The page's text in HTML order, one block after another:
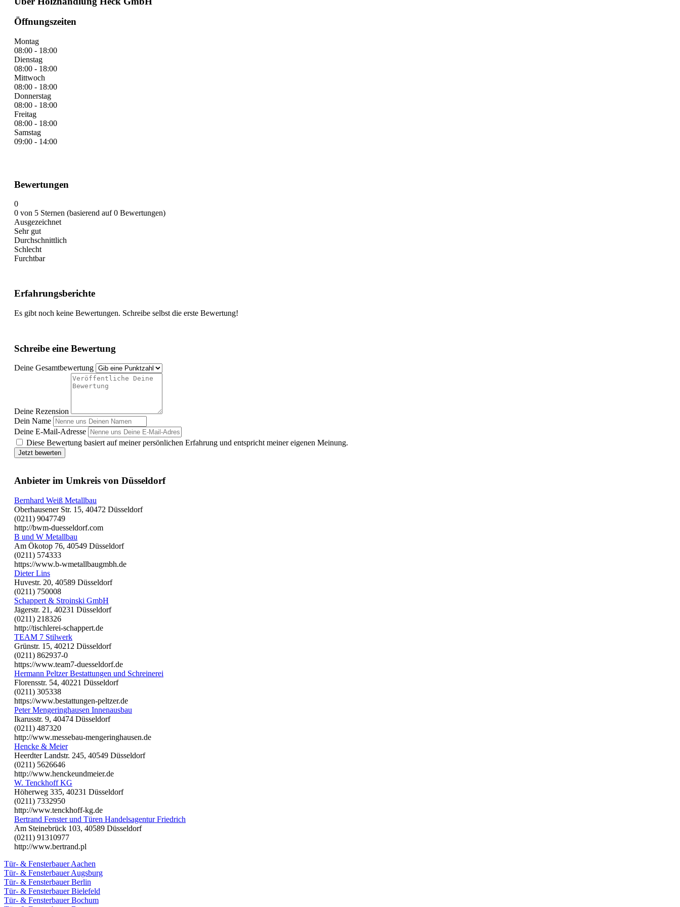
Öffnungszeiten
Montag
08:00 - 18:00
Dienstag
08:00 - 18:00
Mittwoch
08:00 - 18:00
Donnerstag
08:00 - 18:00
Freitag
08:00 - 18:00
Samstag
09:00 - 14:00
Bewertungen
0
0 von 5 Sternen (basierend auf 0 Bewertungen)
Ausgezeichnet
Sehr gut
Durchschnittlich
Schlecht
Furchtbar
Erfahrungsberichte
Es gibt noch keine Bewertungen. Schreibe selbst die erste Bewertung!
Schreibe eine Bewertung
Deine Gesamtbewertung
Deine Rezension
Dein Name
Deine E-Mail-Adresse
Diese Bewertung basiert auf meiner persönlichen Erfahrung und entspricht meiner eigenen Meinung.
Jetzt bewerten
Anbieter im Umkreis von Düsseldorf
Bernhard Weiß Metallbau
Oberhausener Str. 15, 40472 Düsseldorf
(0211) 9047749
http://bwm-duesseldorf.com
B und W Metallbau
Am Ökotop 76, 40549 Düsseldorf
(0211) 574333
https://www.b-wmetallbaugmbh.de
Dieter Lins
Huvestr. 20, 40589 Düsseldorf
(0211) 750008
Schappert & Stroinski GmbH
Jägerstr. 21, 40231 Düsseldorf
(0211) 218326
http://tischlerei-schappert.de
TEAM 7 Stilwerk
Grünstr. 15, 40212 Düsseldorf
(0211) 862937-0
https://www.team7-duesseldorf.de
Hermann Peltzer Bestattungen und Schreinerei
Florensstr. 54, 40221 Düsseldorf
(0211) 305338
https://www.bestattungen-peltzer.de
Peter Mengeringhausen Innenausbau
Ikarusstr. 9, 40474 Düsseldorf
(0211) 487320
http://www.messebau-mengeringhausen.de
Hencke & Meier
Heerdter Landstr. 245, 40549 Düsseldorf
(0211) 5626646
http://www.henckeundmeier.de
W. Tenckhoff KG
Höherweg 335, 40231 Düsseldorf
(0211) 7332950
http://www.tenckhoff-kg.de
Bertrand Fenster und Türen Handelsagentur Friedrich
Am Steinebrück 103, 40589 Düsseldorf
(0211) 91310977
http://www.bertrand.pl
Tür- & Fensterbauer Aachen
Tür- & Fensterbauer Augsburg
Tür- & Fensterbauer Berlin
Tür- & Fensterbauer Bielefeld
Tür- & Fensterbauer Bochum